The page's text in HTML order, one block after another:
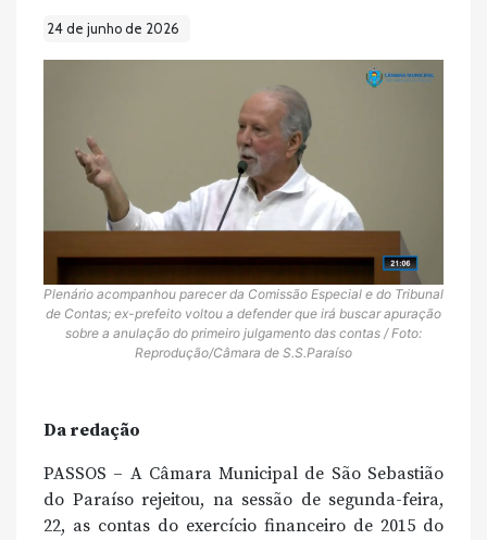
24 de junho de 2026
Plenário acompanhou parecer da Comissão Especial e do Tribunal
de Contas; ex-prefeito voltou a defender que irá buscar apuração
sobre a anulação do primeiro julgamento das contas / Foto:
Reprodução/Câmara de S.S.Paraíso
Da redação
PASSOS – A Câmara Municipal de São Sebastião
do Paraíso rejeitou, na sessão de segunda-feira,
22, as contas do exercício financeiro de 2015 do